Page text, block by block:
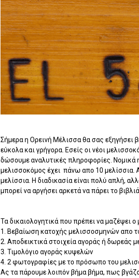
Σήμερα η Ορεινή Μέλισσα θα σας εξηγήσει
εύκολα και γρήγορα. Εσείς οι νέοι
δώσουμε αναλυτικές πληροφορίες. Νομικά
μελισσοκόμος έχει πάνω απο 10 μελίσσια.
μελίσσια. Η διαδικασία είναι πολύ απλή,
μπορεί να αργήσει αρκετά να πάρει το
Τα δικαιολογητικά που πρέπει να μαζέψει ο
1. Βεβαίωση κατοχής μελισσοσμηνών απο
2. Αποδεικτικά στοιχεία αγοράς ή δωρεάς
3. Τιμολόγιο αγοράς κυψελών
4. 2 φωτογραφίες με το πρόσωπο του
Ας τα πάρουμε λοιπόν βήμα βήμα, πως